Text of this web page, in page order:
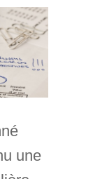
une